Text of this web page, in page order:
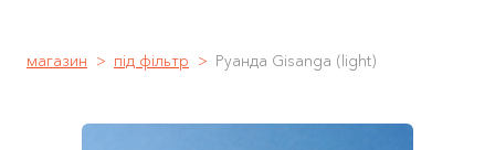
магазин під фільтр Руанда Gisanga (light)